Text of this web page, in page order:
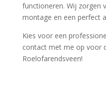
functioneren. Wij zorgen
montage en een perfect
Kies voor een
contact met me op voor
Roelofarendsveen!